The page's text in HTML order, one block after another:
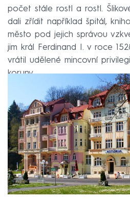
počet stále rostl a rostl.
dali zřídit například špitál,
město pod jejich správou
jim král Ferdinand I. v roce
vrátil udělené mincovní
koruny.